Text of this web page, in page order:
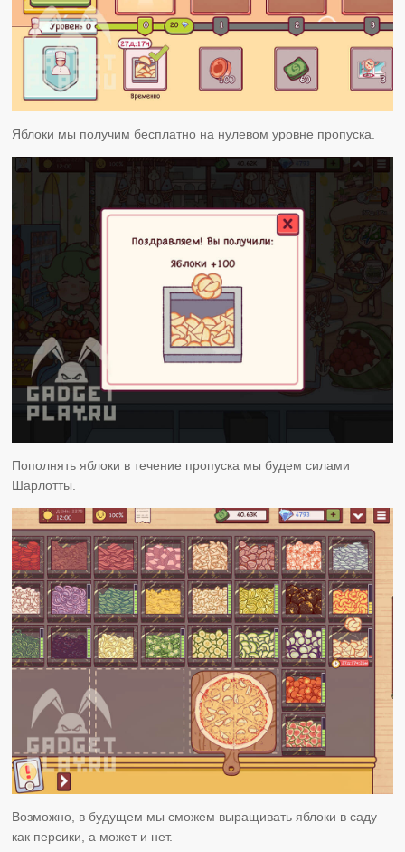
Яблоки мы получим бесплатно на нулевом уровне пропуска.
Пополнять яблоки в течение пропуска мы будем силами
Шарлотты.
Возможно, в будущем мы сможем выращивать яблоки в саду
как персики, а может и нет.